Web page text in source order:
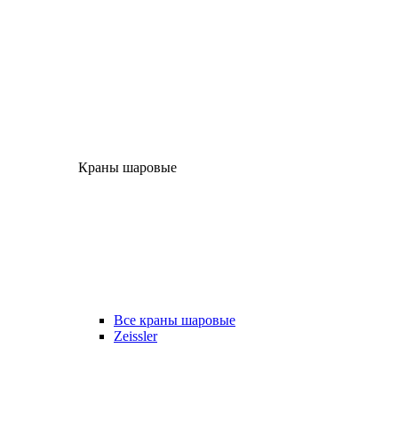
Краны шаровые
Все краны шаровые
Zeissler